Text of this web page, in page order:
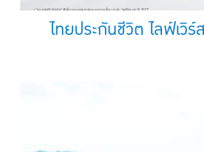
ไทยประกันชีวิต ไลฟ์เวิ